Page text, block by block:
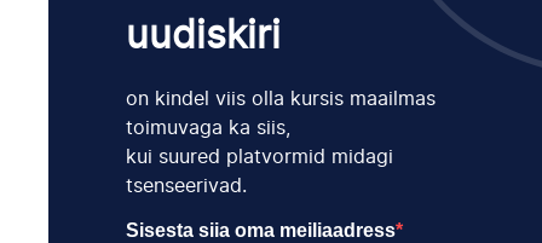
uudiskiri
on kindel viis olla kursis maailmas
toimuvaga ka siis,
kui suured platvormid midagi
tsenseerivad.
Sisesta siia oma meiliaadress